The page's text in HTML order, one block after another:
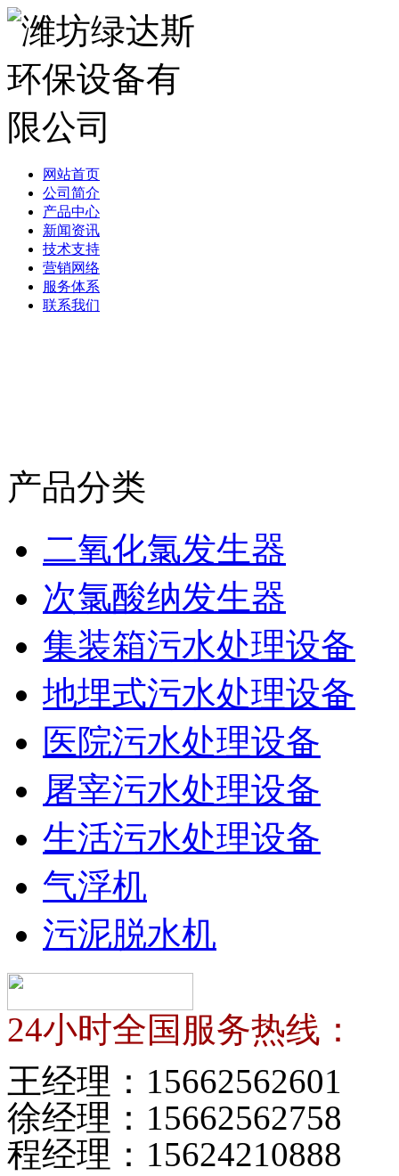
网站首页
公司简介
产品中心
新闻资讯
技术支持
营销网络
服务体系
联系我们
产品分类
二氧化氯发生器
次氯酸纳发生器
集装箱污水处理设备
地埋式污水处理设备
医院污水处理设备
屠宰污水处理设备
生活污水处理设备
气浮机
污泥脱水机
24小时全国服务热线：
王经理： 15662562601
徐经理： 15662562758
程经理： 15624210888